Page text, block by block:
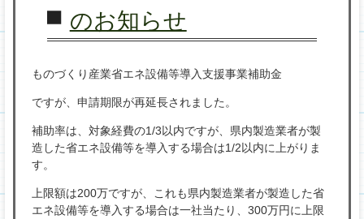
のお知らせ
ものづくり産業省エネ設備等導入支援事業補助金
ですが、申請期限が再延長されました。
補助率は、対象経費の1/3以内ですが、県内製造業者が製
造した省エネ設備等を導入する場合は1/2以内に上がりま
す。
上限額は200万ですが、これも県内製造業者が製造した省
エネ設備等を導入する場合は一社当たり、300万円に上限